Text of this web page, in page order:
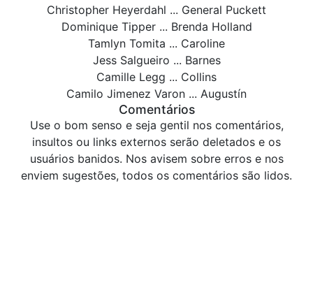
Christopher Heyerdahl ... General Puckett
Dominique Tipper ... Brenda Holland
Tamlyn Tomita ... Caroline
Jess Salgueiro ... Barnes
Camille Legg ... Collins
Camilo Jimenez Varon ... Augustín
Comentários
Use o bom senso e seja gentil nos comentários,
insultos ou links externos serão deletados e os
usuários banidos. Nos avisem sobre erros e nos
enviem sugestões, todos os comentários são lidos.